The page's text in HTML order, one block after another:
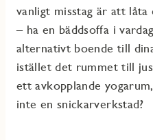
vanligt misstag är att
– ha en bäddsoffa i
alternativt boende till
istället det rummet till
ett avkopplande
inte en snickarverkstad?